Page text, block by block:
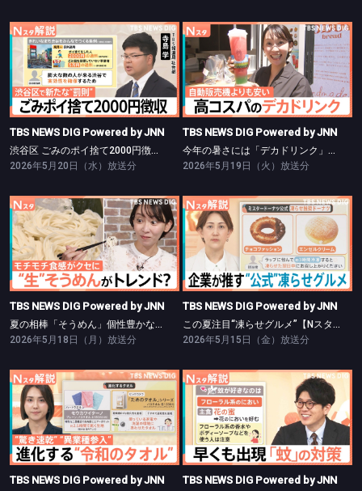
TBS NEWS DIG Powered by JNN
TBS NEWS DIG Powered by JNN
渋谷区 ごみのポイ捨て2000円徴収【Nスタ】
2026年5月20日（水）放送分
TBS NEWS DIG Powered by JNN
今年の暑さには「デカドリンク」に注目【Nスタ】
TBS NEWS DIG Powered by JNN
今年の暑さには「デカドリンク」に注目【Nスタ】
2026年5月19日（火）放送分
TBS NEWS DIG Powered by JNN
夏の相棒「そうめん」個性豊かなアレンジ術【Nスタ】
TBS NEWS DIG Powered by JNN
夏の相棒「そうめん」個性豊かなアレンジ術【Nスタ】
2026年5月18日（月）放送分
TBS NEWS DIG Powered by JNN
この夏注目“凍らせグルメ”【Nスタ】
TBS NEWS DIG Powered by JNN
この夏注目“凍らせグルメ”【Nスタ】
2026年5月15日（金）放送分
TBS NEWS DIG Powered by JNN
替え時は？便利に進化！“令和のタオル”【Nスタ】
TBS NEWS DIG Powered by JNN
TBS NEWS DIG Powered by JNN
早くも出現「蚊」に注意【Nスタ】
TBS NEWS DIG Powered by JNN